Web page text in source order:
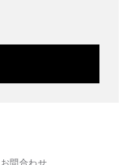
お問合わせ